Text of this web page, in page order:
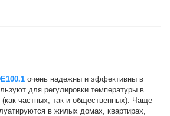
очень надежны и эффективны в
для регулировки температуры в
частных, так и общественных). Чаще
в жилых домах, квартирах,